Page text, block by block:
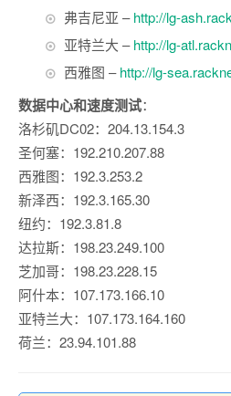
弗吉尼亚 –http://lg-
亚特兰大 –http://lg-
西雅图 –http://lg-
数据中心和速度测试：
洛杉矶DC02：204.13.154.3
圣何塞：192.210.207.88
西雅图：192.3.253.2
新泽西：192.3.165.30
纽约：192.3.81.8
达拉斯：198.23.249.100
芝加哥：198.23.228.15
阿什本：107.173.166.10
亚特兰大：107.173.164.160
荷兰：23.94.101.88